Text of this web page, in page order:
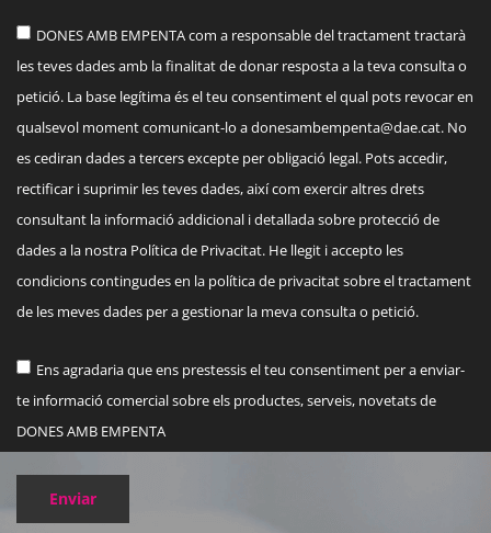
DONES AMB EMPENTA com a responsable del tractament tractarà
les teves dades amb la finalitat de donar resposta a la teva consulta o
petició. La base legítima és el teu consentiment el qual pots revocar en
qualsevol moment comunicant-lo adonesambempenta@dae.cat. No
es cediran dades a tercers excepte per obligació legal. Pots accedir,
rectificar i suprimir les teves dades, així com exercir altres drets
consultant la informació addicional i detallada sobre protecció de
dades a la nostra Política de Privacitat. He llegit i accepto les
condicions contingudes en la política de privacitat sobre el tractament
de les meves dades per a gestionar la meva consulta o petició.
Ens agradaria que ens prestessis el teu consentiment per a enviar-
te informació comercial sobre els productes, serveis, novetats de
DONES AMB EMPENTA
Enviar